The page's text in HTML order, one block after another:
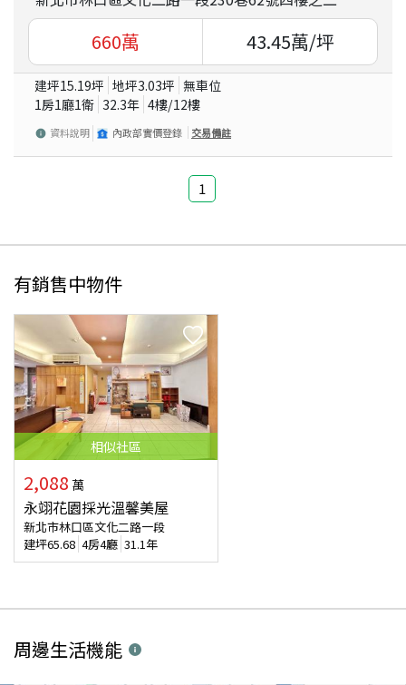
660萬 43.45萬/坪
建坪15.19坪 地坪3.03坪 無車位
1房1廳1衛 32.3年 4樓/12樓
資料說明 內政部實價登錄 交易備註
1
有銷售中物件
相似社區
2,088 萬
永翊花園採光溫馨美屋
新北市林口區文化二路一段
建坪65.68 4房4廳 31.1年
周邊生活機能